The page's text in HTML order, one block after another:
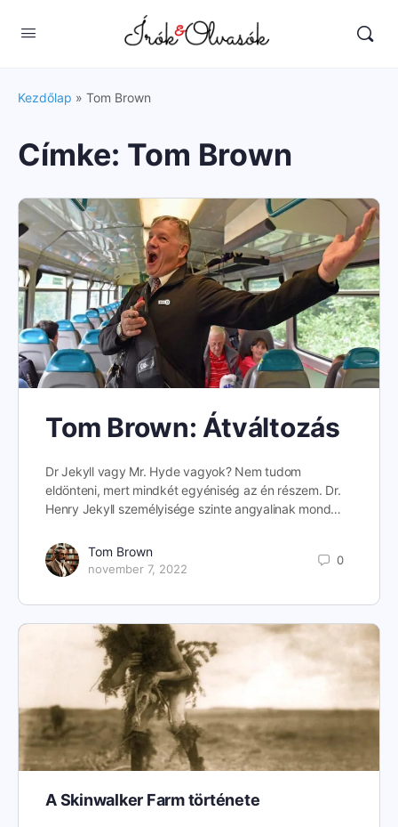
Kezdőlap » Tom Brown
Címke: Tom Brown
Tom Brown: Átváltozás
Dr Jekyll vagy Mr. Hyde vagyok? Nem tudom
eldönteni, mert mindkét egyéniség az én részem. Dr.
Henry Jekyll személyisége szinte angyalinak mond…
Tom Brown
november 7, 2022
0
A Skinwalker Farm története